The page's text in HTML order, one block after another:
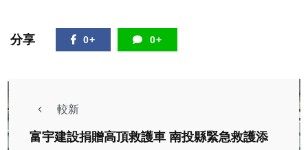
分享 0+ 0+
較新
富宇建設捐贈高頂救護車 南投縣緊急救護添